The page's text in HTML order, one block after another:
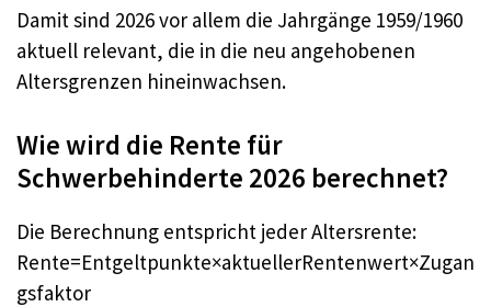
Damit sind 2026 vor allem die Jahrgänge 1959/1960
aktuell relevant, die in die neu angehobenen
Altersgrenzen hineinwachsen.
Wie wird die Rente für
Schwerbehinderte 2026 berechnet?
Die Berechnung entspricht jeder Altersrente:
Rente=Entgeltpunkte×aktuellerRentenwert×Zugan
gsfaktor